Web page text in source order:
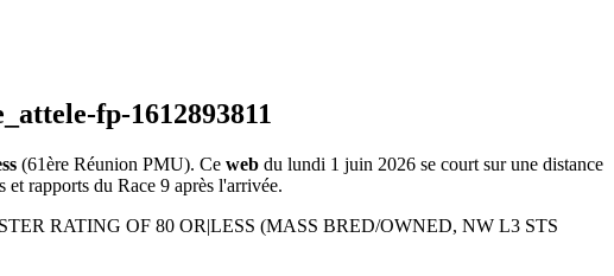
(61ère Réunion PMU). Ce web du lundi 1 juin 2026 se court sur une distance
et rapports du Race 9 après l'arrivée.
RATING OF 80 OR|LESS (MASS BRED/OWNED, NW L3 STS